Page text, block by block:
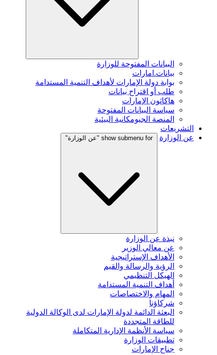
البيانات المفتوحة للوزارة
بيانات.امارات
بوابة دولة الإمارات لأهداف التنمية المستدامة
طلب أو اقتراح بيانات
هاكاثون الإمارات
سياسة البيانات المفتوحة
المنصة الجيومكانية البيئية
التشريعات
عن الوزارة
show submenu for "عن الوزارة"
نبذة عن الوزارة
عن معالي الوزير
الأهداف الإستراتيجية
الرؤية والرسالة والقيم
الهيكل التنظيمي
أهداف التنمية المستدامة
المهام والاختصاصات
شركاؤنا
البعثة الدائمة لدولة الإمارات لدى الوكالة الدولية
للطاقة المتجددة
سياسة الأنظمة الإدارية المتكاملة
تطبيقات الوزارة
جناح الإمارات